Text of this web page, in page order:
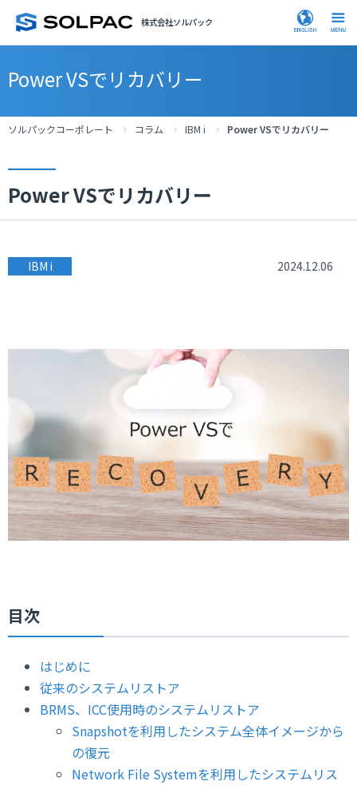
株式会社ソルパック
Power VSでリカバリー
ソルパックコーポレート コラム IBM i Power VSでリカバリー
Power VSでリカバリー
IBM i 2024.12.06
目次
はじめに
従来のシステムリストア
BRMS、ICC使用時のシステムリストア
Snapshotを利用したシステム全体イメージから
の復元
Network File Systemを利用したシステムリス